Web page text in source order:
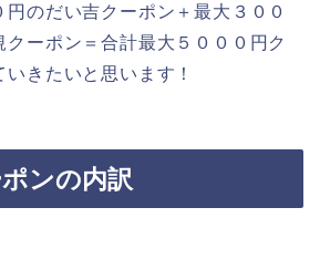
のだい吉クーポン＋最大３００
クーポン＝合計最大５０００円ク
きたいと思います！
ンの内訳